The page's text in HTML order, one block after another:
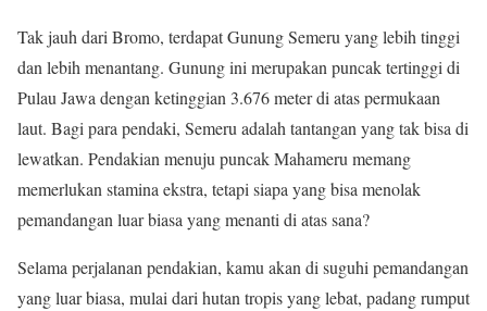
Tak jauh dari Bromo, terdapat Gunung Semeru yang lebih tinggi
dan lebih menantang. Gunung ini merupakan puncak tertinggi di
Pulau Jawa dengan ketinggian 3.676 meter di atas permukaan
laut. Bagi para pendaki, Semeru adalah tantangan yang tak bisa di
lewatkan. Pendakian menuju puncak Mahameru memang
memerlukan stamina ekstra, tetapi siapa yang bisa menolak
pemandangan luar biasa yang menanti di atas sana?
Selama perjalanan pendakian, kamu akan di suguhi pemandangan
yang luar biasa, mulai dari hutan tropis yang lebat, padang rumput